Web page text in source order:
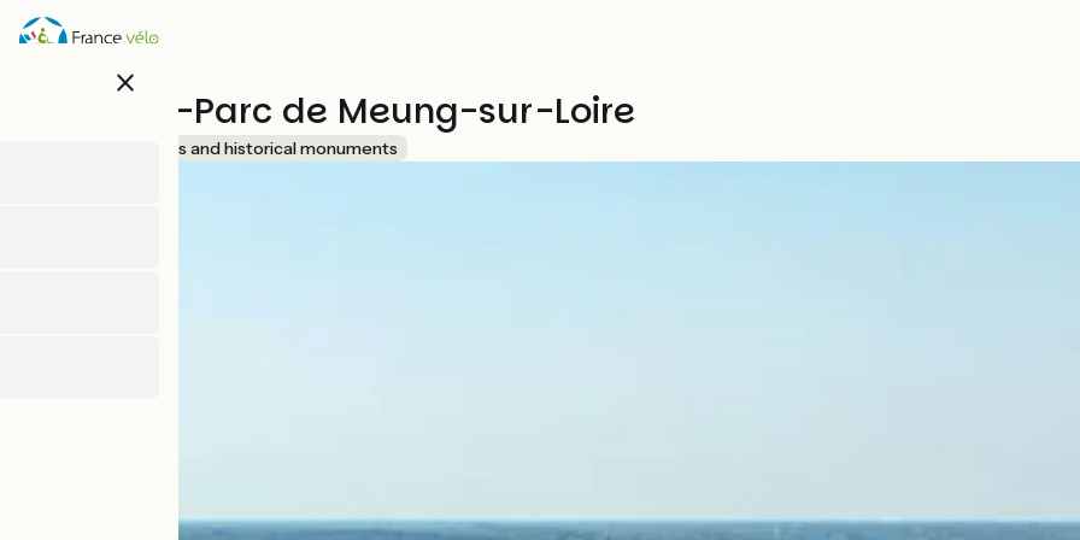
Direkt
zum
close
Château-Parc de Meung-sur-Loire
Sites and historical monuments